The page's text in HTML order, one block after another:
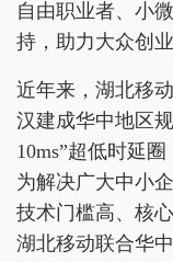
自由职业者、小
持，助力大众创
近年来，湖北移
汉建成华中地区
10ms”超低时延
为解决广大中小
技术门槛高、核
湖北移动联合华